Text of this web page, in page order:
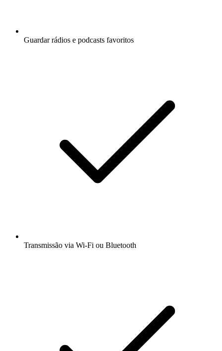
Guardar rádios e podcasts favoritos
Transmissão via Wi-Fi ou Bluetooth